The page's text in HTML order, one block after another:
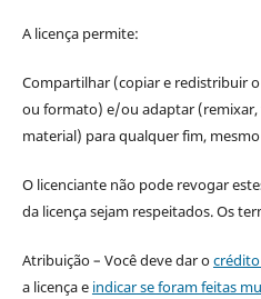
A licença permite:
Compartilhar (copiar e redistribuir
ou formato) e/ou adaptar
material) para qualquer fim,
O licenciante não pode revogar
da licença sejam respeitados. Os
Atribuição – Você deve dar o
a licença e indicar se foram feitas